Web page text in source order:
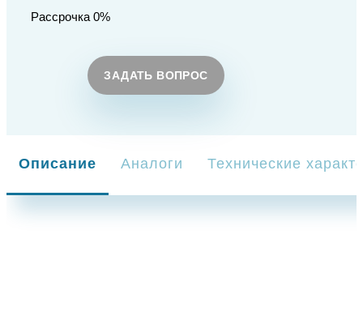
Рассрочка 0%
ЗАДАТЬ ВОПРОС
Описание Аналоги Технические